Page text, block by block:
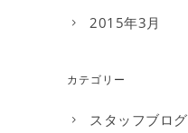
2015年3月
カテゴリー
スタッフブログ